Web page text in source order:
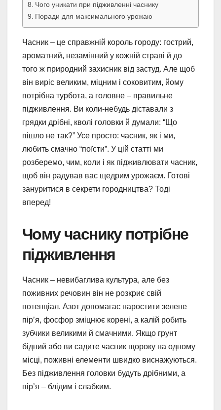
Чого уникати при підживленні часнику
Поради для максимального урожаю
Часник – це справжній король городу: гострий,
ароматний, незамінний у кожній страві й до
того ж природний захисник від застуд. Але щоб
він виріс великим, міцним і соковитим, йому
потрібна турбота, а головне – правильне
підживлення. Ви коли-небудь діставали з
грядки дрібні, кволі головки й думали: “Що
пішло не так?” Усе просто: часник, як і ми,
любить смачно “поїсти”. У цій статті ми
розберемо, чим, коли і як підживлювати часник,
щоб він радував вас щедрим урожаєм. Готові
зануритися в секрети городництва? Тоді
вперед!
Чому часнику потрібне
підживлення
Часник – невибаглива культура, але без
поживних речовин він не розкриє свій
потенціал. Азот допомагає наростити зелене
пір’я, фосфор зміцнює корені, а калій робить
зубчики великими й смачними. Якщо грунт
бідний або ви садите часник щороку на одному
місці, поживні елементи швидко виснажуються.
Без підживлення головки будуть дрібними, а
пір’я – блідим і слабким.